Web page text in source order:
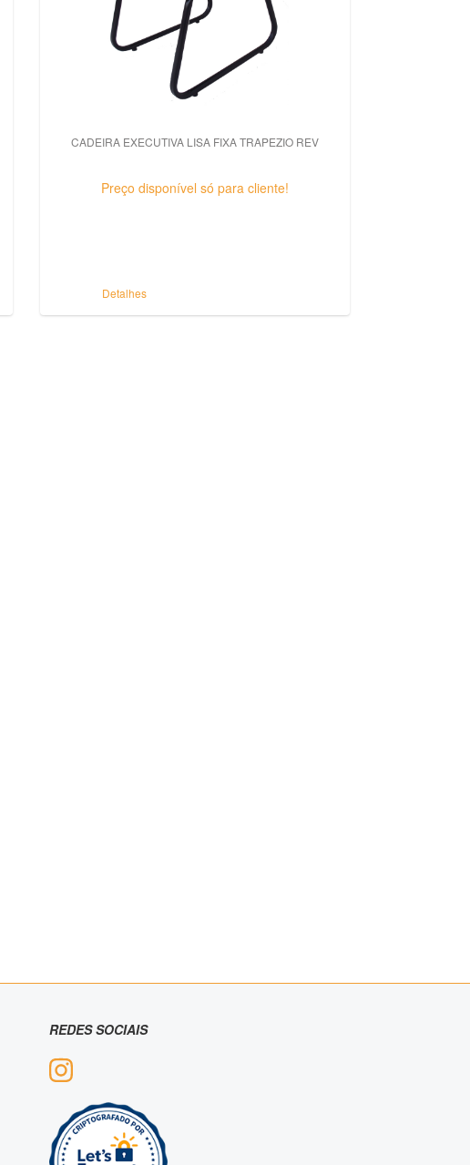
CADEIRA EXECUTIVA LISA FIXA TRAPEZIO REV
Preço disponível só para cliente!
Detalhes
REDES SOCIAIS